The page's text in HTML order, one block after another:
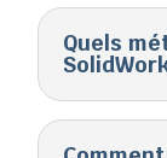
Quels